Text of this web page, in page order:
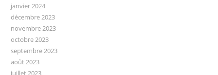
janvier 2024
décembre 2023
novembre 2023
octobre 2023
septembre 2023
août 2023
juillet 2023